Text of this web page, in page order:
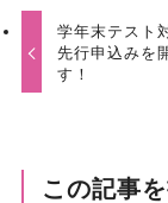
学年末テスト
先行申込みを
す！
この記事